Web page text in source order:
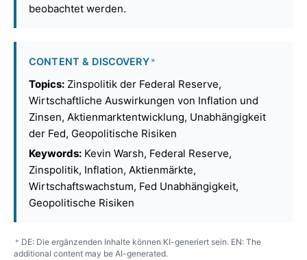
beobachtet werden.
CONTENT & DISCOVERY *
Topics: Zinspolitik der Federal Reserve,
Wirtschaftliche Auswirkungen von Inflation und
Zinsen, Aktienmarktentwicklung, Unabhängigkeit
der Fed, Geopolitische Risiken
Keywords: Kevin Warsh, Federal Reserve,
Zinspolitik, Inflation, Aktienmärkte,
Wirtschaftswachstum, Fed Unabhängigkeit,
Geopolitische Risiken
* DE: Die ergänzenden Inhalte können KI-generiert sein. EN: The
additional content may be AI-generated.